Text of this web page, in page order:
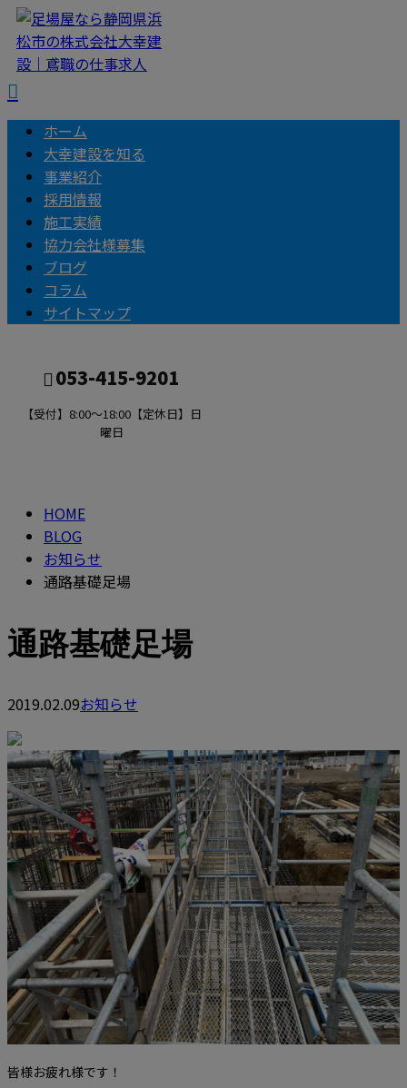
ホーム
大幸建設を知る
事業紹介
採用情報
施工実績
協力会社様募集
ブログ
コラム
サイトマップ
053-415-9201
【受付】8:00～18:00【定休日】日
曜日
HOME
BLOG
お知らせ
通路基礎足場
通路基礎足場
2019.02.09お知らせ
皆様お疲れ様です！